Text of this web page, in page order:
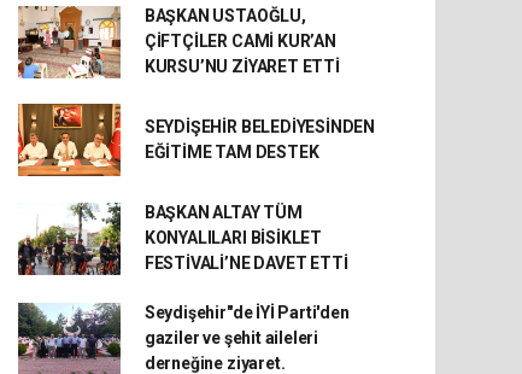
BAŞKAN USTAOĞLU,
ÇİFTÇİLER CAMİ KUR’AN
KURSU’NU ZİYARET ETTİ
SEYDİŞEHİR BELEDİYESİNDEN
EĞİTİME TAM DESTEK
BAŞKAN ALTAY TÜM
KONYALILARI BİSİKLET
FESTİVALİ’NE DAVET ETTİ
Seydişehir"de İYİ Parti'den
gaziler ve şehit aileleri
derneğine ziyaret.